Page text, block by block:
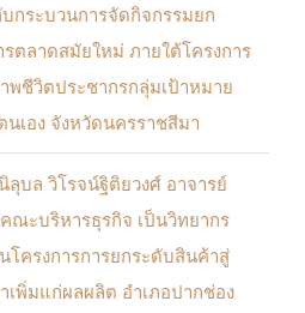
กระบวนการจัดกิจกรรมยก
ตลาดสมัยใหม่ ภายใต้โครงการ
ชีวิตประชากรกลุ่มเป้าหมาย
เอง จังหวัดนครราชสีมา
บล วิโรจน์ฐิติยวงศ์ อาจารย์
ณะบริหารธุรกิจ เป็นวิทยากร
โครงการการยกระดับสินค้าสู่
เพิ่มแก่ผลผลิต อำเภอปากช่อง